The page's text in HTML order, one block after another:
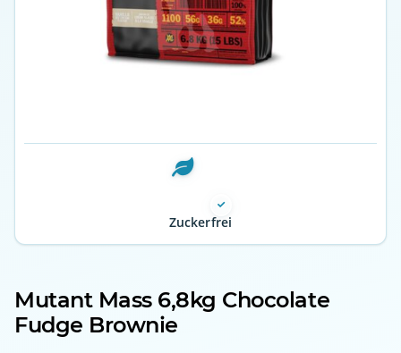
Zuckerfrei
Mutant Mass 6,8kg Chocolate
Fudge Brownie